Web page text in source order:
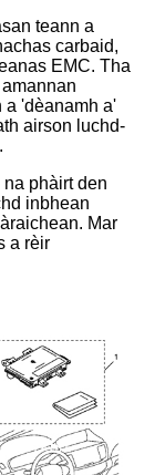
teann a
carbaid,
EMC. Tha
a 'dèanamh a'
airson luchd-
phàirt den
inbhean
Mar
a rèir